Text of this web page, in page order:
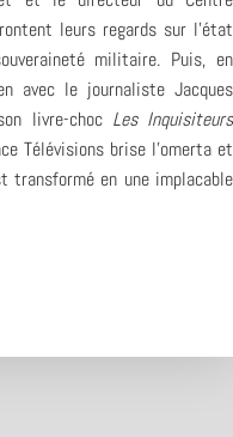
leurs regards sur l’état
militaire. Puis, en
avec le journaliste Jacques
livre-choc Les Inquisiteurs
Télévisions brise l’omerta et
transformé en une implacable